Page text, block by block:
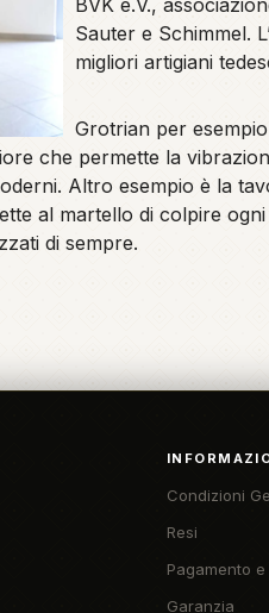
BVK e.V.,
Sauter e Schimmel.
migliori artigiani
Grotrian per
che permette la
Altro esempio è la
al martello di colpire
di sempre.
Condizioni
Resi
Pagamento
Garanzia